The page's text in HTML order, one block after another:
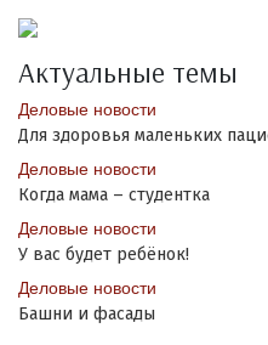
Актуальные темы
Деловые новости
Для здоровья маленьких
Деловые новости
Когда мама – студентка
Деловые новости
У вас будет ребёнок!
Деловые новости
Башни и фасады